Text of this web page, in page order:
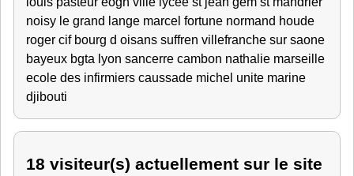
noisy le grand lange marcel fortune normand houde
roger cif bourg d oisans suffren villefranche sur saone
bayeux bgta lyon sancerre cambon nathalie marseille
ecole des infirmiers caussade michel unite marine
djibouti
18 visiteur(s) actuellement sur le site